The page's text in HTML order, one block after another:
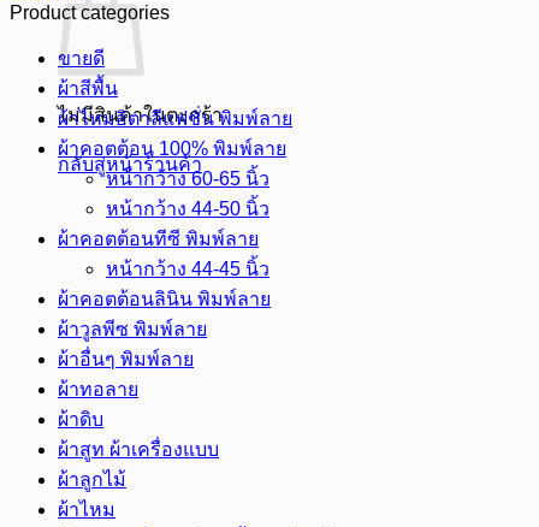
ไม่มีสินค้าในตะกร้า
กลับสู่หน้าร้านค้า
Product categories
ขายดี
ผ้าสีพื้น
ผ้าไหมอิตาลีแฟชั่น พิมพ์ลาย
ผ้าคอตต้อน 100% พิมพ์ลาย
หน้ากว้าง 60-65 นิ้ว
หน้ากว้าง 44-50 นิ้ว
ผ้าคอตต้อนทีซี พิมพ์ลาย
หน้ากว้าง 44-45 นิ้ว
ผ้าคอตต้อนลินิน พิมพ์ลาย
ผ้าวูลพีซ พิมพ์ลาย
ผ้าอื่นๆ พิมพ์ลาย
ผ้าทอลาย
ผ้าดิบ
ผ้าสูท ผ้าเครื่องแบบ
ผ้าลูกไม้
ผ้าไหม